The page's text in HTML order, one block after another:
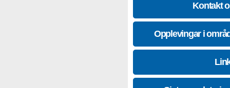
Kontakt
Opplevingar i